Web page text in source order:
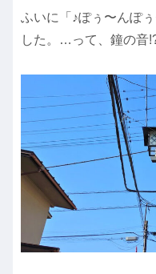
ふいに「♪ぽぅ〜んぽ
した。…って、鐘の音